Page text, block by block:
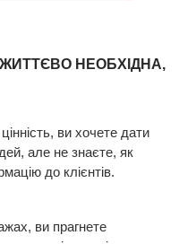
НЕОБХІДНА,
ви хочете дати
але не знаєте, як
до клієнтів.
ви прагнете